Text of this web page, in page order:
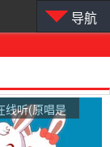
导航
线听(原唱是
水左演唱点